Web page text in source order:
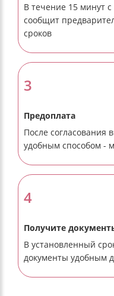
В течение 15 минут
сообщит
сроков
3
Предоплата
После согласования
удобным способом -
4
Получите
В установленный
документы удобным